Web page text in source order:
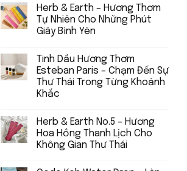
Herb & Earth – Hương Thơm
Tự Nhiên Cho Những Phút
Giây Bình Yên
Tinh Dầu Hương Thơm
Esteban Paris – Chạm Đến Sự
Thư Thái Trong Từng Khoảnh
Khắc
Herb & Earth No.5 – Hương
Hoa Hồng Thanh Lịch Cho
Không Gian Thư Thái